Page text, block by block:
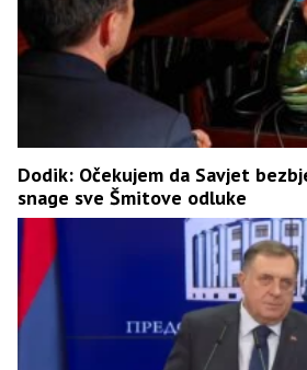
Dodik: Očekujem da Savjet
snage sve Šmitove odluke